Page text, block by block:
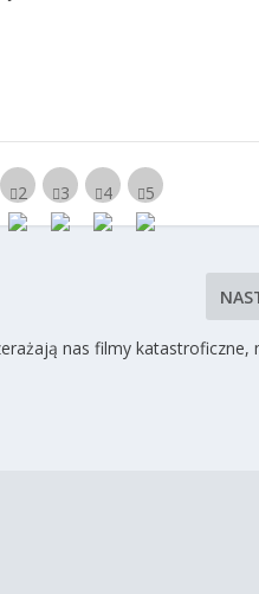
nas filmy katastroficzne,